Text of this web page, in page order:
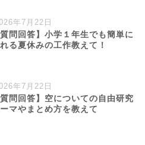
年7月22日
質問回答】小学１年生でも簡単に
る夏休みの工作教えて！
年7月22日
質問回答】空についての自由研究
マやまとめ方を教えて